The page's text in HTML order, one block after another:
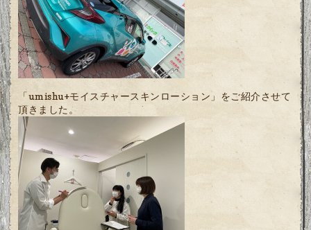
「umishu+モイスチャースキンローション」をご紹介させて
頂きました。